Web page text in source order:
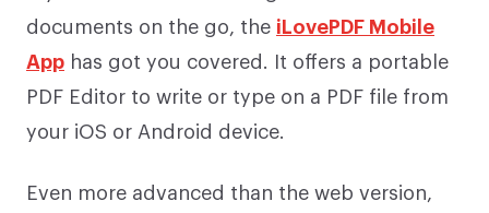
documents on the go, the iLovePDF Mobile
App has got you covered. It offers a portable
PDF Editor to write or type on a PDF file from
your iOS or Android device.
Even more advanced than the web version,